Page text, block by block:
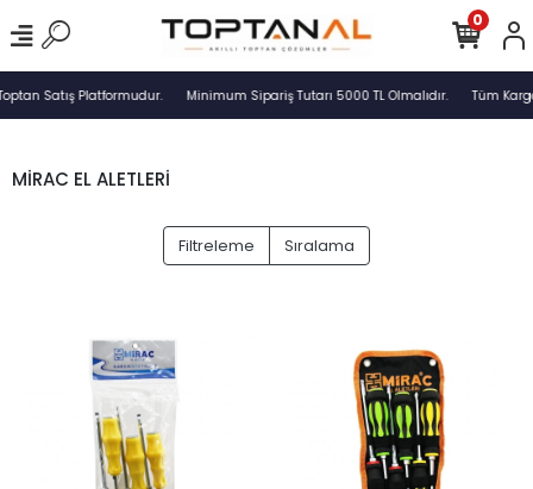
Satış Platformudur. Minimum Sipariş Tutarı 5000 TL Olmalıdır. Tüm
0
MİRAC EL ALETLERİ
Filtreleme Sıralama